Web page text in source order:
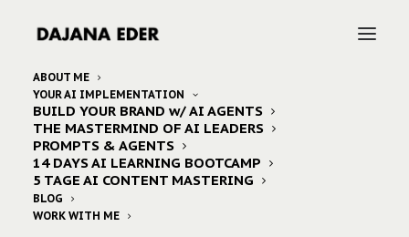
ABOUT ME
YOUR AI IMPLEMENTATION
BUILD YOUR BRAND w/ AI AGENTS
THE MASTERMIND OF AI LEADERS
PROMPTS & AGENTS
14 DAYS AI LEARNING BOOTCAMP
5 TAGE AI CONTENT MASTERING
BLOG
WORK WITH ME
dajana